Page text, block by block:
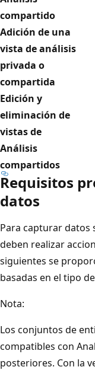
compartido
Adición de una
vista de análisis
privada o
compartida
Edición y
eliminación de
vistas de
Análisis
compartidos
Requisitos
datos
Para capturar datos
deben realizar
siguientes se
basadas en el tipo
Nota:
Los conjuntos de
compatibles con
posteriores. Con la